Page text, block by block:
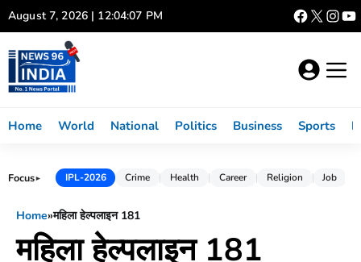
Skip
to
content
August 7, 2026 | 12:04:07 PM
Home World National Politics Business Sports
Focus► IPL-2026 Crime Health Career Religion Job
Home»महिला हेल्पलाइन 181
महिला हेल्पलाइन 181